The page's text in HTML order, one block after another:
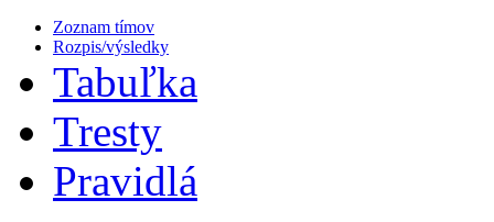
Zoznam tímov
Rozpis/výsledky
Tabuľka
Tresty
Pravidlá